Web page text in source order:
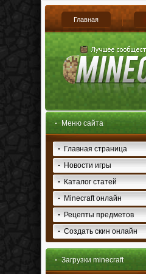
Главная
Меню сайта
Главная страница
Новости игры
Каталог статей
Minecraft онлайн
Рецепты предметов
Создать скин онлайн
Загрузки minecraft